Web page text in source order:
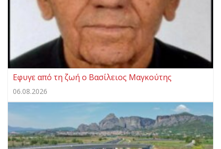
Eφυγε από τη ζωή ο Βασίλειος Μαγκούτης
06.08.2026